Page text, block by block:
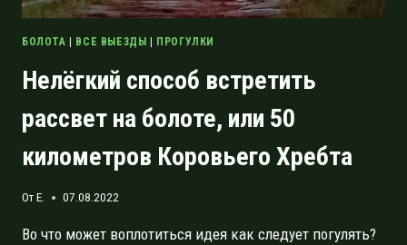
БОЛОТА | ВСЕ ВЫЕЗДЫ | ПРОГУЛКИ
Нелёгкий способ встретить
рассвет на болоте, или 50
километров Коровьего Хребта
ОтE. 07.08.2022
Во что может воплотиться идея как следует погулять?